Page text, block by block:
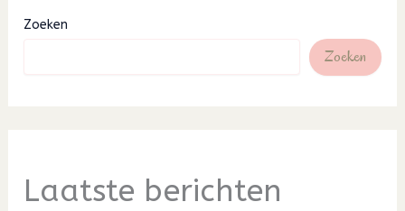
Zoeken
Zoeken
Laatste berichten